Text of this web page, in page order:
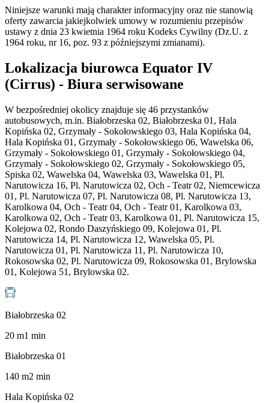
Niniejsze warunki mają charakter informacyjny oraz nie stanowią
oferty zawarcia jakiejkolwiek umowy w rozumieniu przepisów
ustawy z dnia 23 kwietnia 1964 roku Kodeks Cywilny (Dz.U. z
1964 roku, nr 16, poz. 93 z późniejszymi zmianami).
Lokalizacja biurowca Equator IV
(Cirrus) - Biura serwisowane
W bezpośredniej okolicy znajduje się 46 przystanków
autobusowych, m.in. Białobrzeska 02, Białobrzeska 01, Hala
Kopińska 02, Grzymały - Sokołowskiego 03, Hala Kopińska 04,
Hala Kopińska 01, Grzymały - Sokołowskiego 06, Wawelska 06,
Grzymały - Sokołowskiego 01, Grzymały - Sokołowskiego 04,
Grzymały - Sokołowskiego 02, Grzymały - Sokołowskiego 05,
Spiska 02, Wawelska 04, Wawelska 03, Wawelska 01, Pl.
Narutowicza 16, Pl. Narutowicza 02, Och - Teatr 02, Niemcewicza
01, Pl. Narutowicza 07, Pl. Narutowicza 08, Pl. Narutowicza 13,
Karolkowa 04, Och - Teatr 04, Och - Teatr 01, Karolkowa 03,
Karolkowa 02, Och - Teatr 03, Karolkowa 01, Pl. Narutowicza 15,
Kolejowa 02, Rondo Daszyńskiego 09, Kolejowa 01, Pl.
Narutowicza 14, Pl. Narutowicza 12, Wawelska 05, Pl.
Narutowicza 01, Pl. Narutowicza 11, Pl. Narutowicza 10,
Rokosowska 02, Pl. Narutowicza 09, Rokosowska 01, Brylowska
01, Kolejowa 51, Brylowska 02.
Białobrzeska 02
20 m1 min
Białobrzeska 01
140 m2 min
Hala Kopińska 02